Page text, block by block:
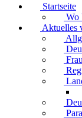
Startseite
Wo
Aktuelles